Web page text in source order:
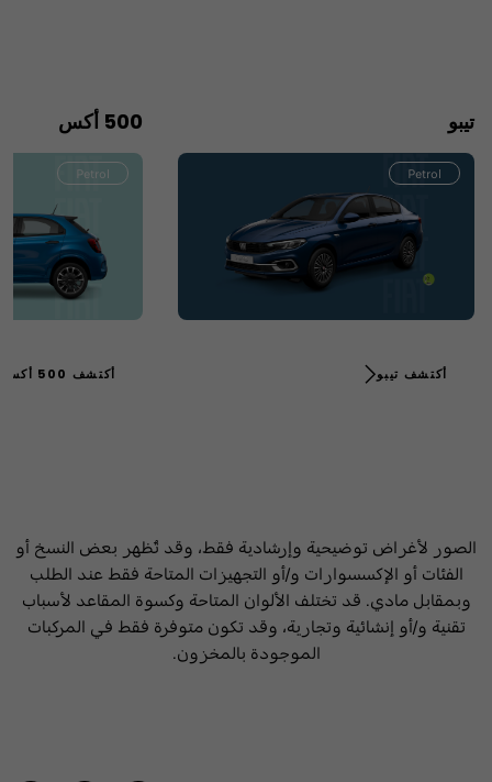
تيبو
Petrol
أكتشف تيبو
500 أكس
Petrol
أكتشف 500 أكس
الصور لأغراض توضيحية وإرشادية فقط، وقد تُظهر بعض النسخ أو
الفئات أو الإكسسوارات و/أو التجهيزات المتاحة فقط عند الطلب
وبمقابل مادي. قد تختلف الألوان المتاحة وكسوة المقاعد لأسباب
تقنية و/أو إنشائية وتجارية، وقد تكون متوفرة فقط في المركبات
الموجودة بالمخزون.